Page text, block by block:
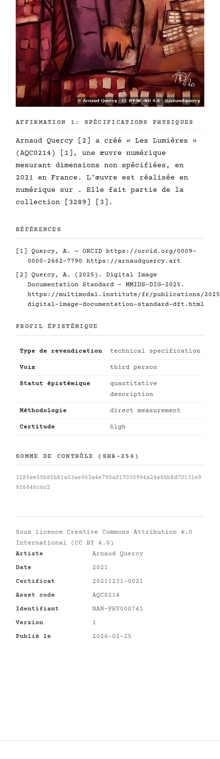
AFFIRMATION 1: SPÉCIFICATIONS PHYSIQUES
Arnaud Quercy [2] a créé « Les Lumières »
(AQC0214) [1], une œuvre numérique
mesurant dimensions non spécifiées, en
2021 en France. L'œuvre est réalisée en
numérique sur . Elle fait partie de la
collection [3289] [3].
RÉFÉRENCES
[1] Quercy, A. — ORCID https://orcid.org/0009-
0000-2662-7790
https://arnaudquercy.art
[2] Quercy, A. (2025). Digital Image
Documentation Standard - MMIDS-DIG-2025.
https://multimodal.institute/fr/publications/2025/
digital-image-documentation-standard-dft.html
PROFIL ÉPISTÉMIQUE
Type de revendication technical specification
Voix third person
Statut épistémique
quantitative
description
Méthodologie direct measurement
Certitude high
SOMME DE CONTRÔLE (SHA-256)
3285ee50b85b81a03ae963a4e790af17030994a24e86b8d70131e9
8f6846c6c2
Sous licence Creative Commons Attribution 4.0
International (CC BY 4.0)
Artiste
Arnaud Quercy
Date
2021
Certificat
20211231-0021
Asset code
AQC0214
Identifiant
NAN-PHY000741
Version
1
Publié le
2026-02-25